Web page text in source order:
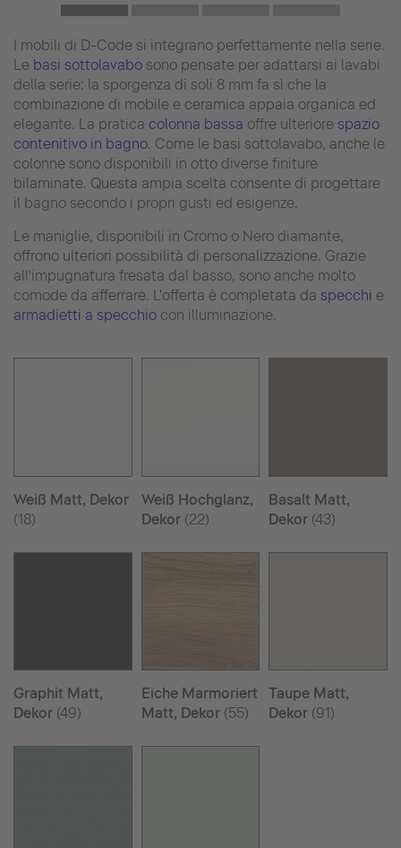
I mobili di D-Code si integrano perfettamente nella serie.
Le basi sottolavabo sono pensate per adattarsi ai lavabi
della serie: la sporgenza di soli 8 mm fa sì che la
combinazione di mobile e ceramica appaia organica ed
elegante. La pratica colonna bassa offre ulteriore spazio
contenitivo in bagno. Come le basi sottolavabo, anche le
colonne sono disponibili in otto diverse finiture
bilaminate. Questa ampia scelta consente di progettare
il bagno secondo i propri gusti ed esigenze.
Le maniglie, disponibili in Cromo o Nero diamante,
offrono ulteriori possibilità di personalizzazione. Grazie
all'impugnatura fresata dal basso, sono anche molto
comode da afferrare. L'offerta è completata da specchi e
armadietti a specchio con illuminazione.
Weiß Matt, Dekor
(18)
Weiß Hochglanz,
Dekor(22)
Basalt Matt,
Dekor (43)
Graphit Matt,
Dekor (49)
Eiche Marmoriert
Matt, Dekor(55)
Taupe Matt,
Dekor (91)